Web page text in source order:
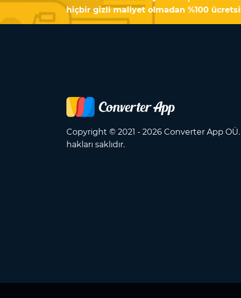
hiçbir gizli maliyet olmadan %100
Copyright © 2021 - 2026 Converter App
hakları saklıdır.